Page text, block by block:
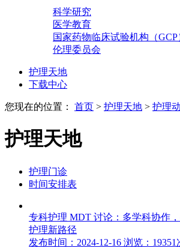
科学研究
医学教育
国家药物临床试验机构（GCP
伦理委员会
护理天地
下载中心
您现在的位置： 首页 > 护理天地 > 护理
护理天地
护理门诊
时间安排表
专科护理 MDT 讨论：多学科协作
护理新路径
发布时间：2024-12-16 浏览：19351